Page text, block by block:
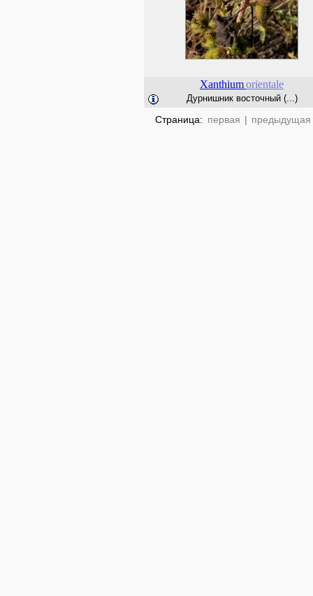
Xanthiumorientale
Дурнишник восточный (...)
Страница: первая | предыдущая